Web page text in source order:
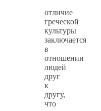
отличие
греческой
культуры
заключается
в
отношении
людей
друг
к
другу,
что